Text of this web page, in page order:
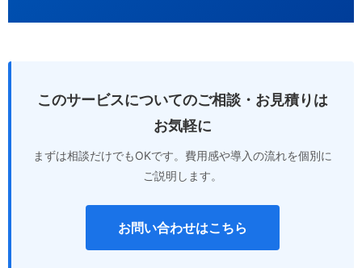
このサービスについてのご相談・お見積りは
お気軽に
まずは相談だけでもOKです。費用感や導入の流れを個別に
ご説明します。
お問い合わせはこちら